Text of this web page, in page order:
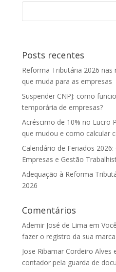
Posts recentes
Reforma Tributária 2026 nas
que muda para as empresas
Suspender CNPJ: como
temporária de empresas?
Acréscimo de 10% no Lucro
que mudou e como calcular
Calendário de Feriados
Empresas e Gestão
Adequação à Reforma
2026
Comentários
Ademir José de Lima em
fazer o registro da sua
Jose Ribamar Cordeiro Alves
contador pela guarda de